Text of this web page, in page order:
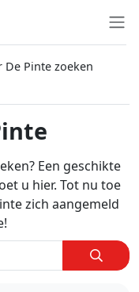
Pinte zoeken
Een geschikte
u hier. Tot nu toe
zich aangemeld